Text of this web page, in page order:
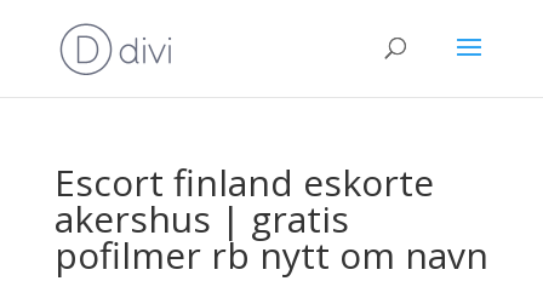
Escort finland eskorte
akershus | gratis
pofilmer rb nytt om navn